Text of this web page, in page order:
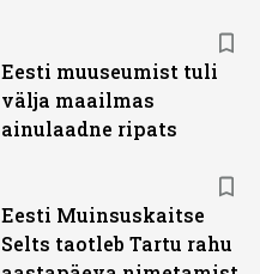
Eesti muuseumist tuli
välja maailmas
ainulaadne ripats
Eesti Muinsuskaitse
Selts taotleb Tartu rahu